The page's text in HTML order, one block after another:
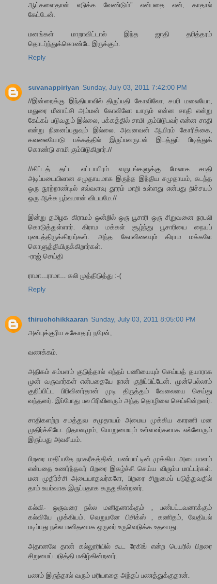
ஆட்களைதான் எடுக்க வேண்டும்” என்பதை என், காதால்
கேட்டேன்.
மனங்கள் மாறாவிட்டால் இந்த ஜாதி தரித்தரம்
தொடர்ந்துக்கொண்டே இருக்கும்.
Reply
suvanappiriyan Sunday, July 03, 2011 7:42:00 PM
//இன்றைக்கு இந்தியாவில் திருப்பதி கோவிலோ, சபரி மலையோ,
மதுரை மீனாட்சி அம்மன் கோவிலோ யாரும் என்ன சாதி என்று
கேட்கப் படுவதும் இல்லை, பக்கத்தில் சாமி கும்பிடுபவர் என்ன சாதி
என்று நினைப்பதுவும் இல்லை. அவனவன் ஆயிரம் கோரிக்கை,
கவலையோடு பக்கத்தில் இருப்பவருடன் இடத்துப் பிடித்துக்
கொண்டு சாமி கும்பிடுகிறார்.//
//கிட்டத் தட்ட எட்டாயிரம் வருடங்களுக்கு மேலாக சாதி
அடிப்படையிலான சமுதாயமாக இருந்த இந்திய சமுதாயம், கடந்த
ஒரு நூற்றாண்டில் எவ்வளவு தூரம் மாறி உள்ளது என்பது நிச்சயம்
ஒரு ஆக்க பூர்வமான் விடயமே.//
இன்று தமிழக கிராமம் ஒன்றில் ஒரு பூசாரி ஒரு சிறுவனை நரபலி
கொடுத்துள்ளார். கிராம மக்கள் சூழ்ந்து பூசாரியை நையப்
புடைத்திருக்கிறார்கள். அந்த கோவிலையும் கிராம மக்களே
கொளுத்தியிருக்கிறார்கள்.
-ராஜ் செய்தி
ராமா...ராமா... கலி முத்திடுத்து :-(
Reply
thiruchchikkaaran Sunday, July 03, 2011 8:05:00 PM
அன்புக்குரிய சகோதரர் நரேன்,
வணக்கம்.
அதிகம் சம்பளம் குடுத்தால் எந்தப் பணியையும் செய்யத் தயாராக
முன் வருவார்கள் என்பதையே நான் குறிப்பிட்டேன். முன்பெல்லாம்
குறிப்பிட்ட பிரிவினர்தான் முடி திருத்தும் வேலையை செய்து
வந்தனர். இப்போது பல பிரிவினரும் அந்த தொழிலை செய்கின்றனர்.
சாதிகளற்ற சமத்துவ சமுதாயம் அமைய முக்கிய காரணி மன
முதிர்ச்சியே. நிதானமும், பொறுமையும் உள்ளவர்களாக எல்லோரும்
இருப்பது அவசியம்.
பிறரை மதிப்பதே நாகரீகத்தின், பண்பாட்டின் முக்கிய அடையாளம்
என்பதை உணர்ந்தவர் பிறரை இகழ்ச்சி செய்ய விரும்ப மாட்டர்கள்.
மன முதிர்ச்சி அடையாதவர்களே, பிறரை சிறுமைப் படுத்துவதில்
தாம் உயர்வாக இருப்பதாக கருதுகின்றனர்.
கல்வி- ஒருவரை நல்ல மனிதனாக்கும் , பண்பட்டவனாக்கும்
கல்வியே முக்கியம். வெறுமனே பிசிக்ஸ் , கணிதம், வேதியல்
படிப்பது நல்ல மனிதனாக ஒருவர் உருவெடுக்க உதவாது.
அதானலே தான் கல்லூரியில் கூட ரேகிங் என்ற பெயரில் பிறரை
சிறுமைப் படுத்தி மகிழ்கின்றனர்.
பணம் இருந்தால் வரும் மரியாதை அந்தப் பணத்துக்குதான்.